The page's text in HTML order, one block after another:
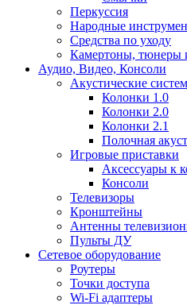
Перкуссия
Народные
Средства по уходу
Камертоны, тюнеры
Аудио, Видео, Консоли
Акустические
Колонки 1.0
Колонки 2.0
Колонки 2.1
Полочная
Игровые приставки
Аксессуары к
Консоли
Телевизоры
Кронштейны
Антенны
Пульты ДУ
Сетевое оборудование
Роутеры
Точки доступа
Wi-Fi адаптеры